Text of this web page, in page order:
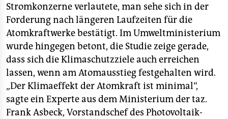
Stromkonzerne verlautete, man sehe sich in der
Forderung nach längeren Laufzeiten für die
Atomkraftwerke bestätigt. Im Umweltministerium
wurde hingegen betont, die Studie zeige gerade,
dass sich die Klimaschutzziele auch erreichen
lassen, wenn am Atomausstieg festgehalten wird.
„Der Klimaeffekt der Atomkraft ist minimal“,
sagte ein Experte aus dem Ministerium der taz.
Frank Asbeck, Vorstandschef des Photovoltaik-